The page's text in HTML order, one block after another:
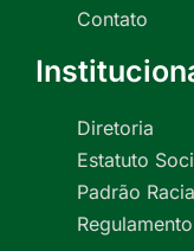
Contato
Diretoria
Estatuto
Padrão